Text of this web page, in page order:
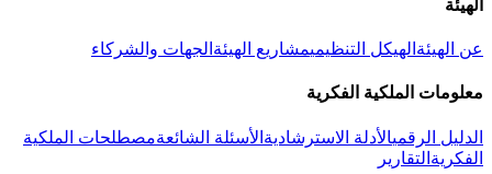
الهيئة
عن الهيئة الهيكل التنظيميمشاريع الهيئة الجهات والشركاء
معلومات الملكية الفكرية
الدليل الرقميالأدلة الاسترشادية الأسئلة الشائعةمصطلحات الملكية
الفكرية التقارير